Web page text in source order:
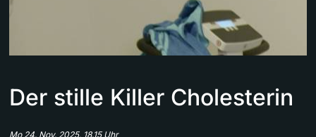
Der stille Killer Cholesterin
Mo 24. Nov. 2025, 18.15 Uhr